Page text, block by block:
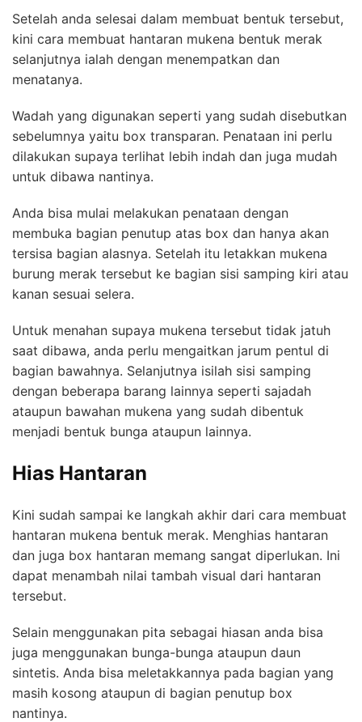
Setelah anda selesai dalam membuat bentuk tersebut,
kini cara membuat hantaran mukena bentuk merak
selanjutnya ialah dengan menempatkan dan
menatanya.
Wadah yang digunakan seperti yang sudah disebutkan
sebelumnya yaitu box transparan. Penataan ini perlu
dilakukan supaya terlihat lebih indah dan juga mudah
untuk dibawa nantinya.
Anda bisa mulai melakukan penataan dengan
membuka bagian penutup atas box dan hanya akan
tersisa bagian alasnya. Setelah itu letakkan mukena
burung merak tersebut ke bagian sisi samping kiri atau
kanan sesuai selera.
Untuk menahan supaya mukena tersebut tidak jatuh
saat dibawa, anda perlu mengaitkan jarum pentul di
bagian bawahnya. Selanjutnya isilah sisi samping
dengan beberapa barang lainnya seperti sajadah
ataupun bawahan mukena yang sudah dibentuk
menjadi bentuk bunga ataupun lainnya.
Hias Hantaran
Kini sudah sampai ke langkah akhir dari cara membuat
hantaran mukena bentuk merak. Menghias hantaran
dan juga box hantaran memang sangat diperlukan. Ini
dapat menambah nilai tambah visual dari hantaran
tersebut.
Selain menggunakan pita sebagai hiasan anda bisa
juga menggunakan bunga-bunga ataupun daun
sintetis. Anda bisa meletakkannya pada bagian yang
masih kosong ataupun di bagian penutup box
nantinya.